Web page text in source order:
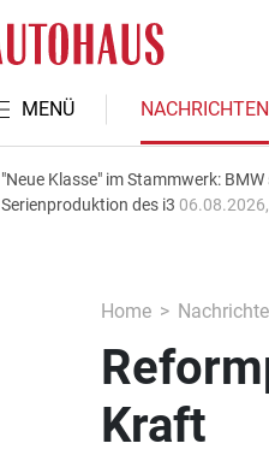
MENÜ NACHRICHTEN
"Neue Klasse" im Stammwerk:
Serienproduktion des i3
Home
Kraft